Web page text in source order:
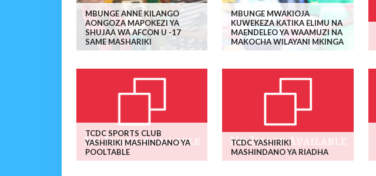
MBUNGE ANNE KILANGO
AONGOZA MAPOKEZI YA
SHUJAA WA AFCON U -17
SAME MASHARIKI
MBUNGE MWAKIOJA
KUWEKEZA KATIKA ELIMU NA
MAENDELEO YA WAAMUZI NA
MAKOCHA WILAYANI MKINGA
TCDC SPORTS CLUB
YASHIRIKI MASHINDANO YA
POOLTABLE
TCDC YASHIRIKI
MASHINDANO YA RIADHA